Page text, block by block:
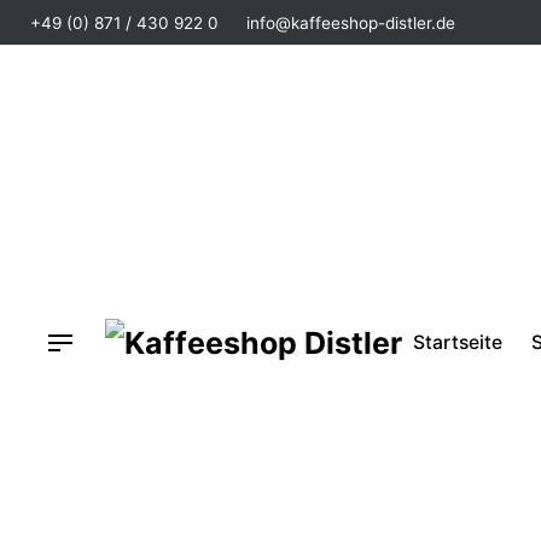
+49 (0) 871 / 430 922 0 info@kaffeeshop-distler.de
Startseite